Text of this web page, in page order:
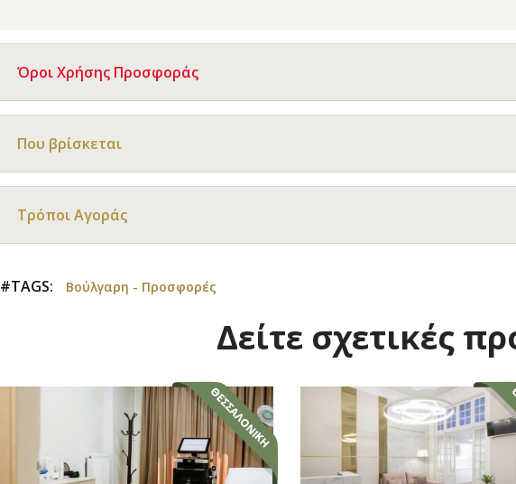
Όροι Χρήσης Προσφοράς
Που βρίσκεται
Τρόποι Αγοράς
#TAGS: Βούλγαρη - Προσφορές
Δείτε σχετικές